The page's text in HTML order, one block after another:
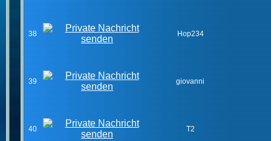
38 Hop234
39 giovanni
40 T2